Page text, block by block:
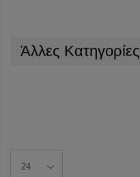
Άλλες Κατηγορίες